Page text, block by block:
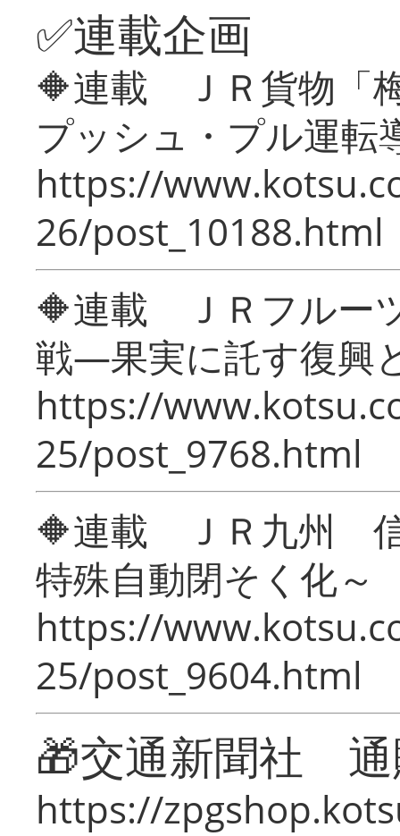
✅連載企画
🔶連載 ＪＲ貨物「
プッシュ・プル運転
https://
26/post_10188.html
🔶連載 ＪＲフルー
戦―果実に託す復興
https://
25/post_9768.html
🔶連載 ＪＲ九州 信
特殊自動閉そく化～
https://
25/post_9604.html
🎁交通新聞社
https://